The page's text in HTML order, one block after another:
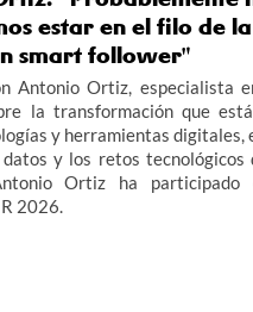
estar en el filo de
smart follower"
Antonio Ortiz, especialista
la transformación que
y herramientas digitales,
datos y los retos tecnológicos
Ortiz ha participado
2026.